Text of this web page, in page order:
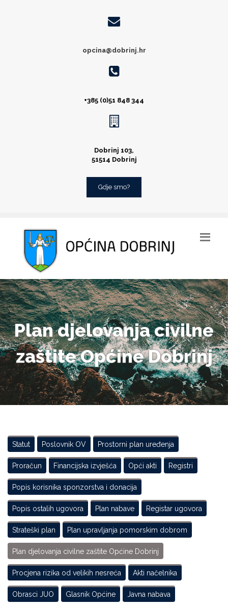
opcina@dobrinj.hr
+385 (0)51 848 344
Dobrinj 103,
51514 Dobrinj
Gdje smo?
Plan djelovanja civilne
zaštite Općine Dobrinj
Statut Poslovnik OV Prostorni plan uređenja
Proračun Financijska izvješća Opći akti Registri
Popis korisnika sponzorstva i donacija
Popis ostalih ugovora Plan nabave Registar ugovora
Strateški plan Plan upravljanja pomorskim dobrom
Plan djelovanja civilne zaštite Općine Dobrinj
Procjena rizika od velikih nesreća Akti načelnika
Obrasci JUO Glasnik Općine Javna nabava